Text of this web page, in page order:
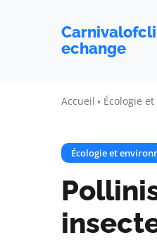
echange
Accueil Écologie
Écologie et